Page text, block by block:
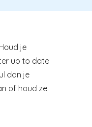
je
up to date
dan je
of houd ze